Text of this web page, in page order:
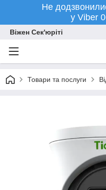
Не
у Viber
Віжен Сек'юріті
Товари та послуги